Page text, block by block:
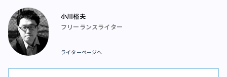
小川裕夫
フリーランスライター
ライターページへ